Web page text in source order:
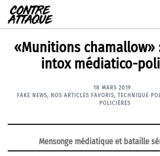
Aller
au
contenu
«Munitions chamallow»
intox médiatico-
18 MARS 2019
FAKE NEWS, NOS ARTICLES FAVORIS, TECHNIQUE
POLICIÈRES
Mensonge médiatique et bataille